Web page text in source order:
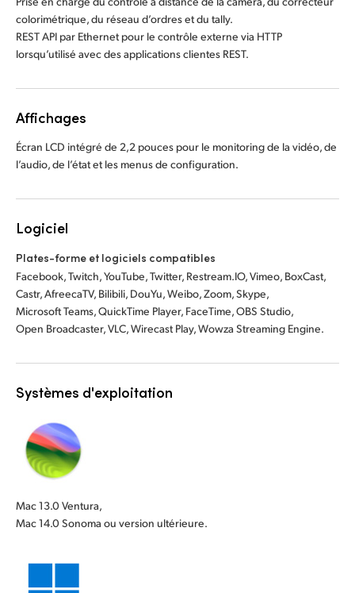
colorimétrique, du réseau d’ordres et du tally.
REST API par Ethernet pour le contrôle externe via HTTP
lorsqu’utilisé avec des applications clientes REST.
Affichages
Écran LCD intégré de 2,2 pouces pour le monitoring de la vidéo, de
l’audio, de l’état et les menus de configuration.
Logiciel
Plates-forme et logiciels compatibles
Facebook, Twitch, YouTube, Twitter, Restream.IO, Vimeo, BoxCast,
Castr, AfreecaTV, Bilibili, DouYu, Weibo, Zoom, Skype,
Microsoft Teams, QuickTime Player, FaceTime, OBS Studio,
Open Broadcaster, VLC, Wirecast Play, Wowza Streaming Engine.
Systèmes d'exploitation
Mac 13.0 Ventura,
Mac 14.0 Sonoma ou version ultérieure.